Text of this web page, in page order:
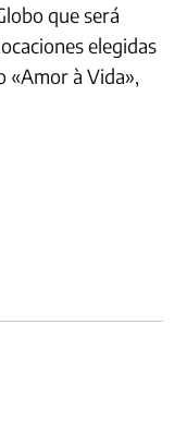
que será
elegidas
«Amor à Vida»,